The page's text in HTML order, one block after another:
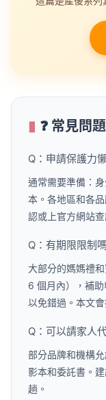
❓ 常見問題
Q：申請保護力
通常需要準備：
本。各地區和各
認或上官方網站查
Q：有期限限制
大部分的媽媽禮
6 個月內），補
以免錯過。本文
Q：可以請家人
部分品牌和機構
影本和委託書。
趟。